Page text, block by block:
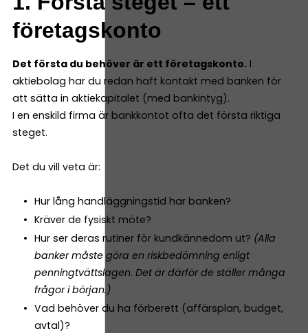
företagskonto
Det första du behöver är ett företagskonto. I
aktiebolag har du redan haft kontakt med banken för
att sätta in aktiekapitalet (med bankintyg).
I en enskild firma är bankkontot ofta det första riktiga
steget.
Det du vill veta är:
Hur lång handläggningstid har banken?
Kräver de fysiskt möte?
Hur ser deras rutiner för kundkännedom ut? (Alla
banker måste göra en riskbedömning enligt
penningtvättslagen. Det är därför de ställer många
frågor i början.)
Vad behöver du ha förberett (affärsplan, budget,
avtal)?